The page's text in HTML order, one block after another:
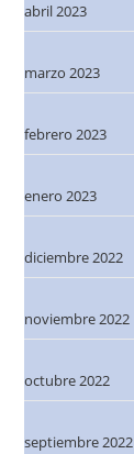
abril 2023
marzo 2023
febrero 2023
enero 2023
diciembre 2022
noviembre 2022
octubre 2022
septiembre 2022